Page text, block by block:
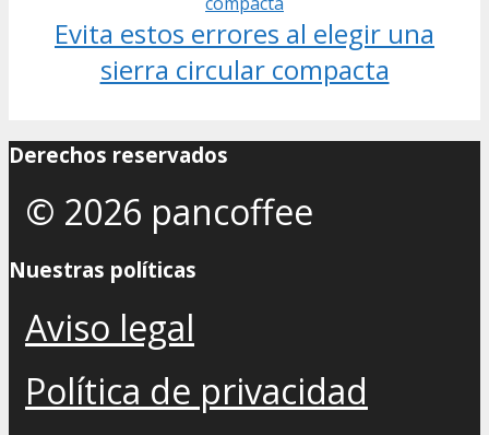
Evita estos errores al elegir una
sierra circular compacta
Derechos reservados
© 2026 pancoffee
Nuestras políticas
Aviso legal
Política de privacidad